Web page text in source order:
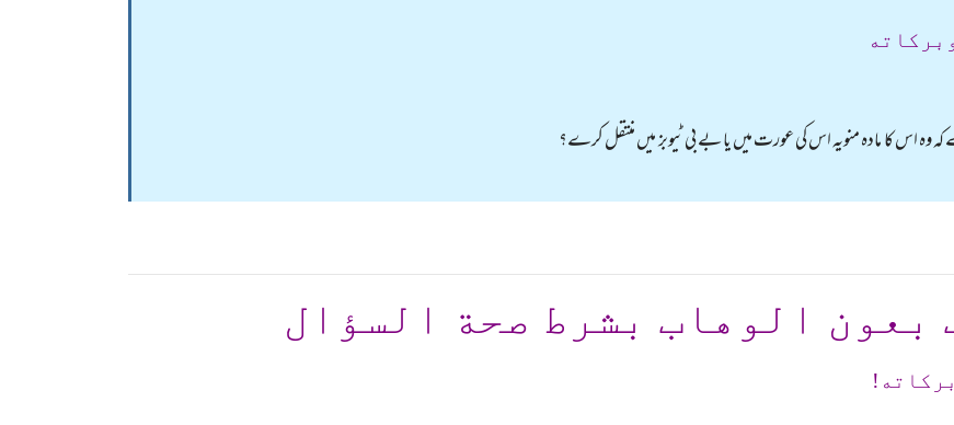
وہ اس کا مادہ منویہ اس کی عورت میں یا بے بی ٹیوبز میں منتقل کرے؟
بعون الوهاب بشرط صحة السؤال